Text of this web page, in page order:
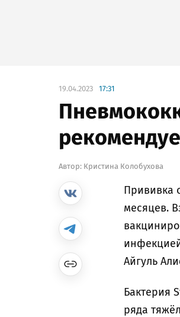
19.04.2023 17:31
Автор: Кристина Колобухова
Прививка
месяцев.
Айгуль
Бактерия
ряда